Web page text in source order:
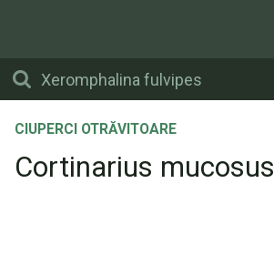
CIUPERCI OTRĂVITOARE
Cortinarius mucosus